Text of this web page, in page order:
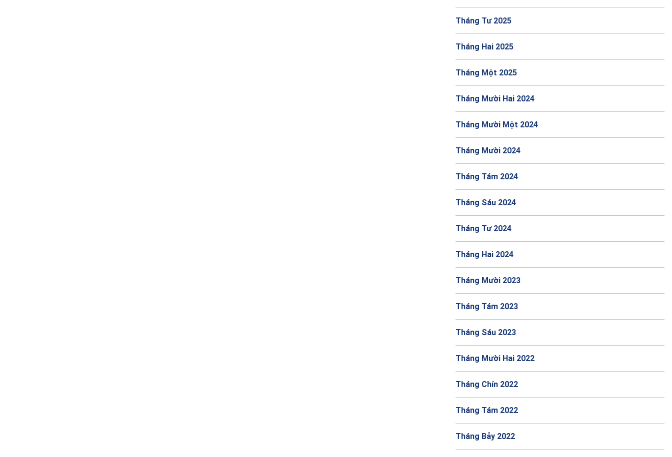
Tháng Tư 2025
Tháng Hai 2025
Tháng Một 2025
Tháng Mười Hai 2024
Tháng Mười Một 2024
Tháng Mười 2024
Tháng Tám 2024
Tháng Sáu 2024
Tháng Tư 2024
Tháng Hai 2024
Tháng Mười 2023
Tháng Tám 2023
Tháng Sáu 2023
Tháng Mười Hai 2022
Tháng Chín 2022
Tháng Tám 2022
Tháng Bảy 2022